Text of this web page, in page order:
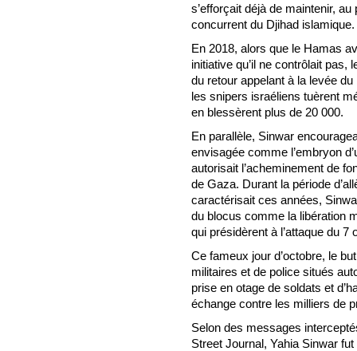
s’efforçait déjà de maintenir,
concurrent du Djihad islamique.
En 2018, alors que le Hamas
initiative qu’il ne contrôlait pas,
du retour appelant à la levée
les snipers israéliens tuèrent
en blessèrent plus de 20 000.
En parallèle, Sinwar
envisagée comme l’embryon
autorisait l’acheminement de
de Gaza. Durant la période
caractérisait ces années,
du blocus comme la libération
qui présidèrent à l’attaque du 7
Ce fameux jour d’octobre, le
militaires et de police situés
prise en otage de soldats et
échange contre les milliers de
Selon des messages
Street Journal, Yahia Sinwar